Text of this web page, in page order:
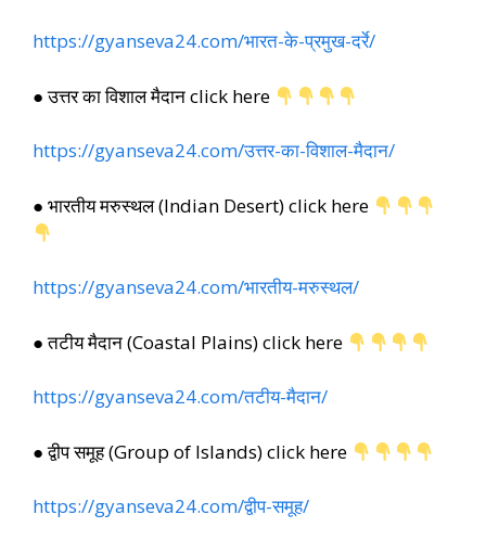
https://gyanseva24.com/भारत-के-प्रमुख-दर्रे/
● उत्तर का विशाल मैदान click here
https://gyanseva24.com/उत्तर-का-विशाल-मैदान/
● भारतीय मरुस्थल (Indian Desert) click here
https://gyanseva24.com/भारतीय-मरुस्थल/
● तटीय मैदान (Coastal Plains) click here
https://gyanseva24.com/तटीय-मैदान/
● द्वीप समूह (Group of Islands) click here
https://gyanseva24.com/द्वीप-समूह/